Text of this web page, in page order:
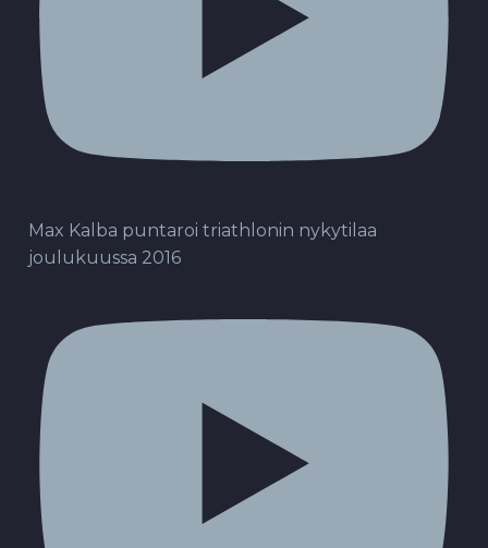
Max Kalba puntaroi triathlonin nykytilaa
joulukuussa 2016